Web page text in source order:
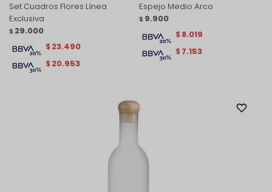
Set Cuadros Flores Línea
Exclusiva
$ 29.000
$ 20.953
$ 23.490
Espejo Medio Arco
$ 9.900
$ 7.153
$ 8.019